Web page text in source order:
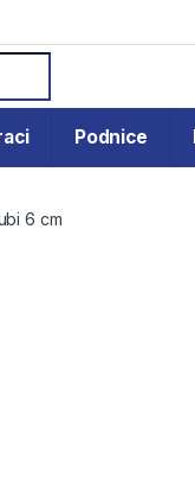
Podnice
6 cm